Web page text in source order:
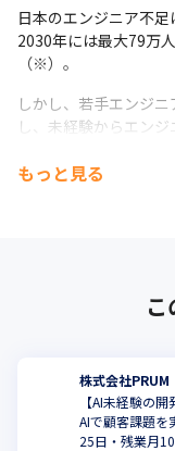
日本のエンジニア不足
2030年には最大79万
（※）。
しかし、若手エンジ
し、未経験からエン
結果として、エンジニ
そのためにPRUMで
※参照：経済産業省/
る調査 調査報告書」
もっと見る
株式会社PRUM
【AI未経験の
AIで顧客課題を
25日・残業月